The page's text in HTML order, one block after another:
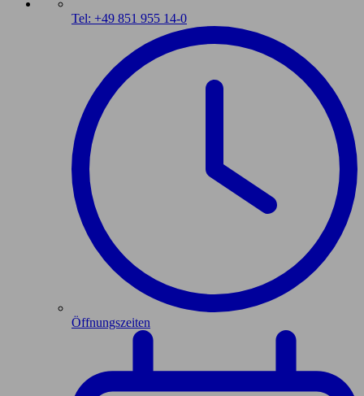
Tel: +49 851 955 14-0
Öffnungszeiten